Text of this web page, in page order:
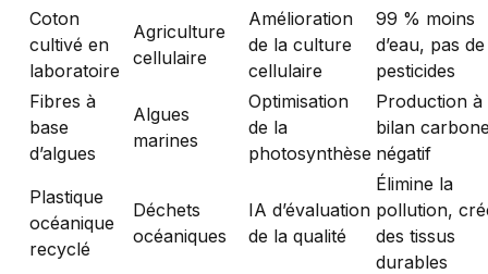
Coton
cultivé en
laboratoire
Agriculture
cellulaire
Amélioration
de la culture
cellulaire
99 % moins
d’eau, pas de
pesticides
Fibres à
base
d’algues
Algues
marines
Optimisation
de la
photosynthèse
Production à
bilan
négatif
Plastique
océanique
recyclé
Déchets
océaniques
IA d’évaluation
de la qualité
Élimine la
pollution,
des tissus
durables